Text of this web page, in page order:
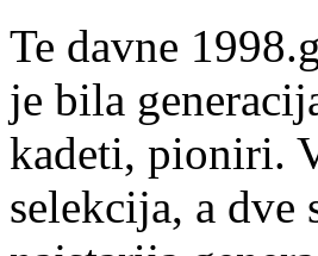
Te davne
je bila
kadeti, pioniri.
selekcija, a dve